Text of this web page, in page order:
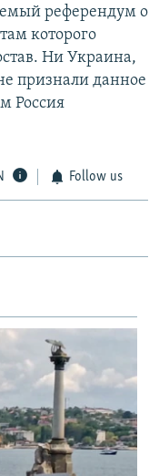
референдум о
которого
Ни Украина,
признали данное
Россия
Follow us